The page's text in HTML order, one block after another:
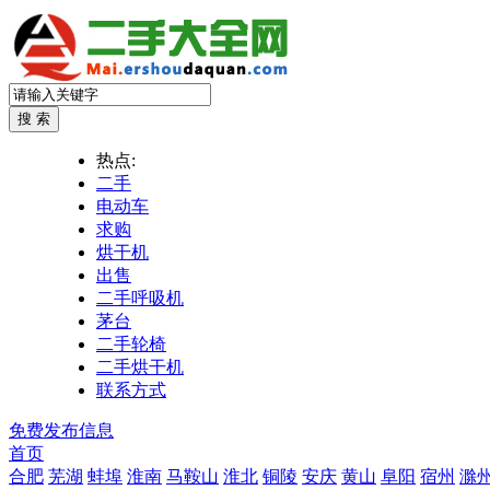
热点:
二手
电动车
求购
烘干机
出售
二手呼吸机
茅台
二手轮椅
二手烘干机
联系方式
免费发布信息
首页
合肥 芜湖 蚌埠 淮南 马鞍山 淮北 铜陵 安庆 黄山 阜阳 宿州 滁州